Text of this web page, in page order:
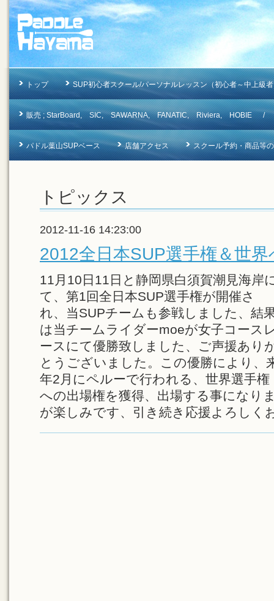
トップ SUP初心者スクール/パーソナルレッスン（初心者～中上級
販売 ; StarBoard, SIC, SAWARNA, FANATIC, Riviera, HOBIE /
パドル葉山SUPベース 店舗アクセス スクール予約・商品
トピックス
2012-11-16 14:23:00
2012全日本SUP選手権＆世界
11月10日11日と静岡県白須賀潮見海岸
て、第1回全日本SUP選手権が開催さ
れ、当SUPチームも参戦しました、結
は当チームライダーmoeが女子コース
ースにて優勝致しました、ご声援あり
とうございました。この優勝により、
年2月にペルーで行われる、世界選手権
への出場権を獲得、出場する事になり
が楽しみです、引き続き応援よろしく